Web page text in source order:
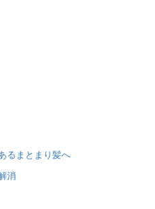
るまとまり髪へ
消